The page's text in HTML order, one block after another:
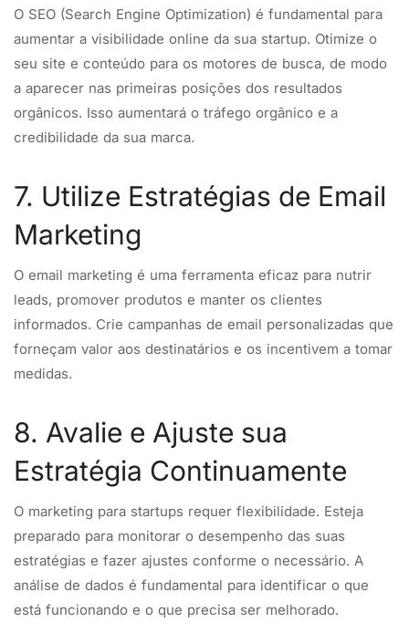
O SEO (Search Engine Optimization) é fundamental para
aumentar a visibilidade online da sua startup. Otimize o
seu site e conteúdo para os motores de busca, de modo
a aparecer nas primeiras posições dos resultados
orgânicos. Isso aumentará o tráfego orgânico e a
credibilidade da sua marca.
7. Utilize Estratégias de Email
Marketing
O email marketing é uma ferramenta eficaz para nutrir
leads, promover produtos e manter os clientes
informados. Crie campanhas de email personalizadas que
forneçam valor aos destinatários e os incentivem a tomar
medidas.
8. Avalie e Ajuste sua
Estratégia Continuamente
O marketing para startups requer flexibilidade. Esteja
preparado para monitorar o desempenho das suas
estratégias e fazer ajustes conforme o necessário. A
análise de dados é fundamental para identificar o que
está funcionando e o que precisa ser melhorado.